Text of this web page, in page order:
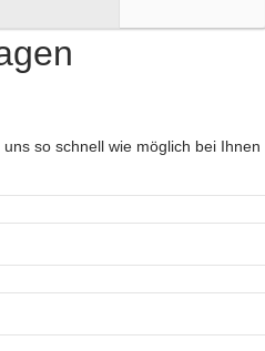
so schnell wie möglich bei Ihnen